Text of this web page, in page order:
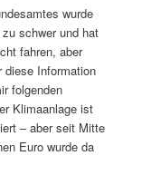
wurde
schwer und hat
fahren, aber
diese Information
folgenden
Klimaanlage ist
– aber seit Mitte
Euro wurde da